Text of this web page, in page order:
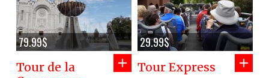
79.99$
Tour de la
29.99$
Tour Express